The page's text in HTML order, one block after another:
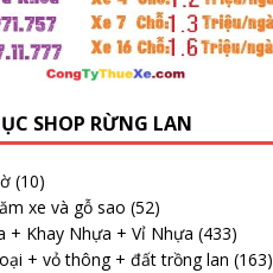
SHOP RỪNG LAN
(10)
xe và gỗ sao (52)
+ Khay Nhựa + Vỉ Nhựa (433)
+ vỏ thông + đất trồng lan (163)